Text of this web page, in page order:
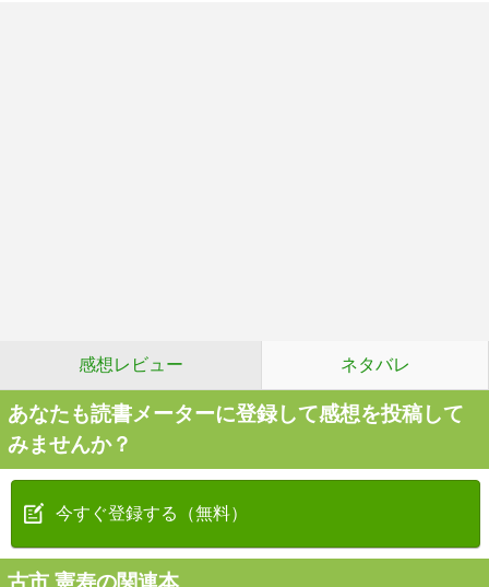
感想レビュー ネタバレ
あなたも読書メーターに登録して感想を投稿して
みませんか？
今すぐ登録する（無料）
古市 憲寿の関連本